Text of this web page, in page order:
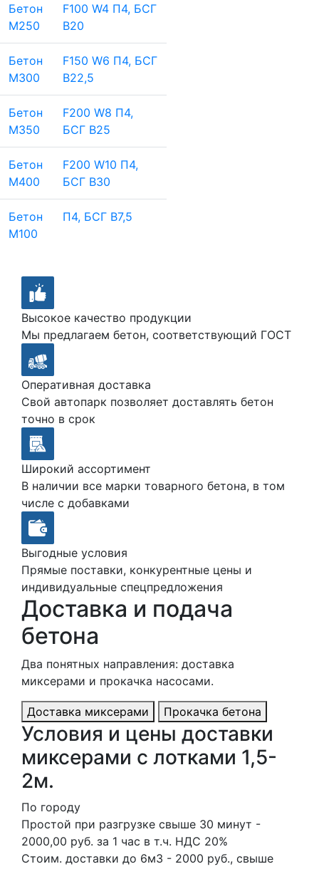
Бетон
М250
F100 W4 П4, БСГ
В20
Бетон
М300
F150 W6 П4, БСГ
В22,5
Бетон
М350
F200 W8 П4,
БСГ В25
Бетон
М400
F200 W10 П4,
БСГ В30
Бетон
М100
П4, БСГ В7,5
Высокое качество продукции
Мы предлагаем бетон, соответствующий ГОСТ
Оперативная доставка
Свой автопарк позволяет доставлять бетон
точно в срок
Широкий ассортимент
В наличии все марки товарного бетона, в том
числе с добавками
Выгодные условия
Прямые поставки, конкурентные цены и
индивидуальные спецпредложения
Доставка и подача
бетона
Два понятных направления: доставка
миксерами и прокачка насосами.
Доставка миксерами Прокачка бетона
Условия и цены доставки
миксерами с лотками 1,5-
2м.
По городу
Простой при разгрузке свыше 30 минут -
2000,00 руб. за 1 час в т.ч. НДС 20%
Стоим. доставки до 6м3 - 2000 руб., свыше